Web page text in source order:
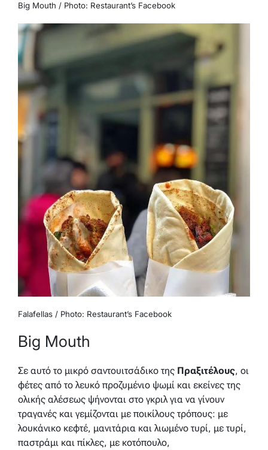
Big Mouth / Photo: Restaurant’s Facebook
Falafellas / Photo: Restaurant’s Facebook
Big Mouth
Σε αυτό το μικρό σαντουιτσάδικο της Πραξιτέλους, οι
φέτες από το λευκό προζυμένιο ψωμί και εκείνες της
ολικής αλέσεως ψήνονται στο γκριλ για να γίνουν
τραγανές και γεμίζονται με ποικίλους τρόπους: με
λουκάνικο κεφτέ, μανιτάρια και λιωμένο τυρί, με τυρί,
παστράμι και πίκλες, με κοτόπουλο,